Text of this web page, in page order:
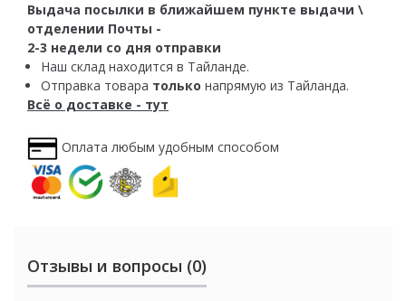
Выдача посылки в ближайшем пункте выдачи \
отделении Почты -
2-3 недели со дня отправки
Наш склад находится в Тайланде.
Отправка товара только напрямую из Тайланда.
Всё о доставке - тут
Оплата любым удобным способом
Отзывы и вопросы (0)